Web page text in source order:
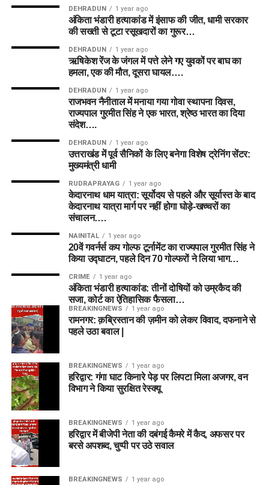
DEHRADUN 1 year ago
अंकिता भंडारी हत्याकांड में इंसाफ की जीत, धामी सरकार
की सख्ती से टूटा रसूखदारों का गुरूर…
DEHRADUN 1 year ago
ऋषिकेश रेंज के जंगल में पत्ते लेने गए युवकों पर बाघ का
हमला, एक की मौत, दूसरा घायल….
DEHRADUN 1 year ago
राजभवन नैनीताल में मनाया गया गोवा स्थापना दिवस,
राज्यपाल गुरमीत सिंह ने एक भारत, श्रेष्ठ भारत का दिया
संदेश….
DEHRADUN 1 year ago
उत्तराखंड में पूर्व सैनिकों के लिए बनेगा विशेष ट्रेनिंग सेंटर:
मुख्यमंत्री धामी
RUDRAPRAYAG 1 year ago
केदारनाथ धाम यात्रा: सूर्योदय से पहले और सूर्यास्त के बाद
केदारनाथ यात्रा मार्ग पर नहीं होगा घोड़े-खच्चरों का
संचालन….
NAINITAL 1 year ago
20वें गवर्नर्स कप गोल्फ टूर्नामेंट का राज्यपाल गुरमीत सिंह ने
किया उद्घाटन, पहले दिन 70 गोल्फरों ने लिया भाग…
CRIME 1 year ago
अंकिता भंडारी हत्याकांड: तीनों दोषियों को उम्रकैद की
सजा, कोर्ट का ऐतिहासिक फैसला…
BREAKINGNEWS 1 year ago
रामनगर: क़ब्रिस्तान की ज़मीन को लेकर विवाद, दफनाने से
पहले उठा बवाल |
BREAKINGNEWS 1 year ago
हरिद्वार: गंगा घाट किनारे पेड़ पर लिपटा मिला अजगर, वन
विभाग ने किया सुरक्षित रेस्क्यू
BREAKINGNEWS 1 year ago
हरिद्वार में बीजेपी नेता की दबंगई कैमरे में कैद, अफसर पर
बरसे अपशब्द, चुप्पी पर उठे सवाल
BREAKINGNEWS 1 year ago